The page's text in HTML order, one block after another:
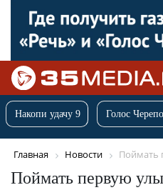
Накопи удачу 9 Голос
Главная Новости Поймать
Поймать первую